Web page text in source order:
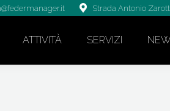
Strada Antonio
ATTIVITÀ SERVIZI